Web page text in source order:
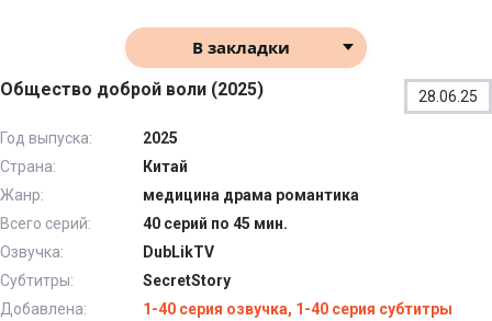
В закладки
Общество доброй воли (2025) 28.06.25
Год выпуска:
2025
Страна:
Китай
Жанр:
медицина драма романтика
Всего серий:
40 серий по 45 мин.
Озвучка:
DubLikTV
Субтитры:
SecretStory
Добавлена:
1-40 серия озвучка, 1-40 серия субтитры